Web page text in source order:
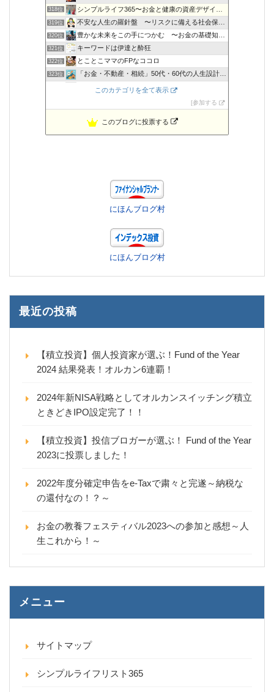
318位 シンプルライフ365〜お金と健康の資産デザイン〜
319位 不安な人生の羅針盤 〜リスクに備える社会保障〜
320位 豊かな未来をこの手につかむ 〜お金の基礎知識〜
321位 キーワードは伊達と酔狂
322位 とことこママのFPなココロ
323位 「お金・不動産・相続」50代・60代の人生設計をサポート
島根の行政書士＆ファイナンシャルプランナー小室寿明
このカテゴリを全て表示
参加する
このブログに投票する
にほんブログ村
にほんブログ村
最近の投稿
【積立投資】個人投資家が選ぶ！Fund of the Year
2024 結果発表！オルカン6連覇！
2024年新NISA戦略としてオルカンスイッチング積立
ときどきIPO設定完了！！
【積立投資】投信ブロガーが選ぶ！ Fund of the Year
2023に投票しました！
2022年度分確定申告をe-Taxで粛々と完遂～納税な
の還付なの！？～
お金の教養フェスティバル2023への参加と感想～人
生これから！～
メニュー
サイトマップ
シンプルライフリスト365